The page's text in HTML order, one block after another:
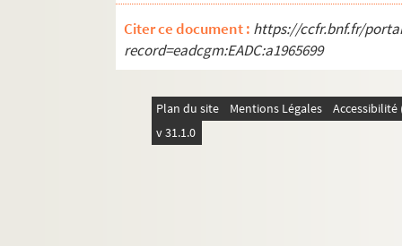
2-MS-2782. Fouilles archéologiques à Paris :
2-MS-2783. Fouilles archéologiques à Paris
Citer ce document : https://ccfr.bnf.fr/
record=eadcgm:EADC:a1965699
Plan du site Mentions Légales
v 31.1.0